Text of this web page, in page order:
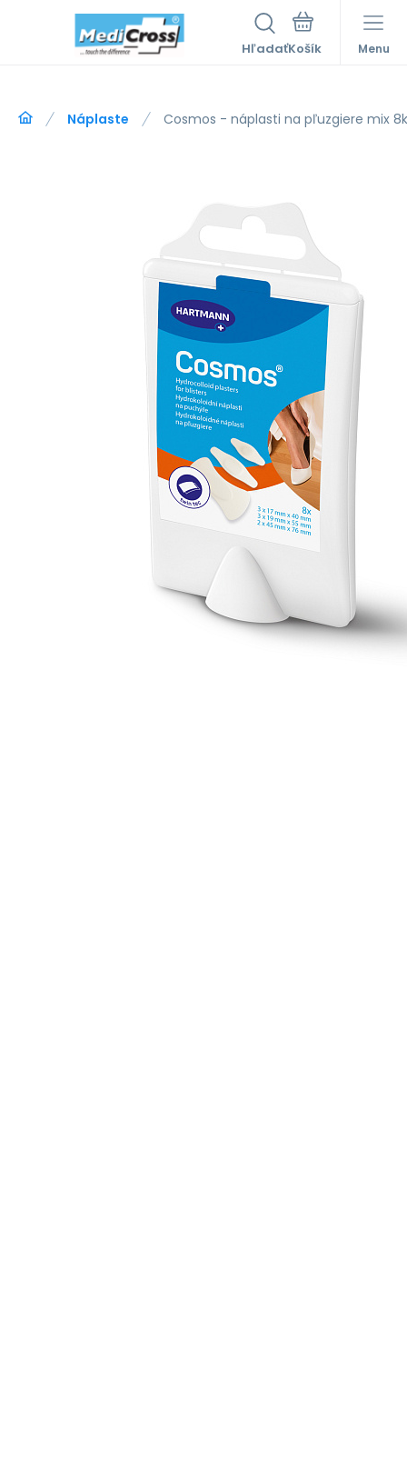
Hľadať Menu
Náplaste Cosmos - náplasti na pľuzgiere mix